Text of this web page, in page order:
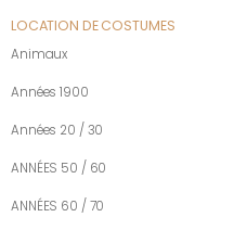
LOCATION DE COSTUMES
Animaux
Années 1900
Années 20 / 30
ANNÉES 50 / 60
ANNÉES 60 / 70